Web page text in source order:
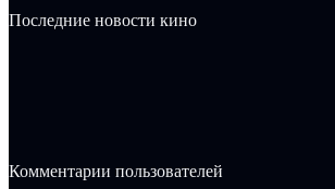
Последние новости кино
Комментарии пользователей